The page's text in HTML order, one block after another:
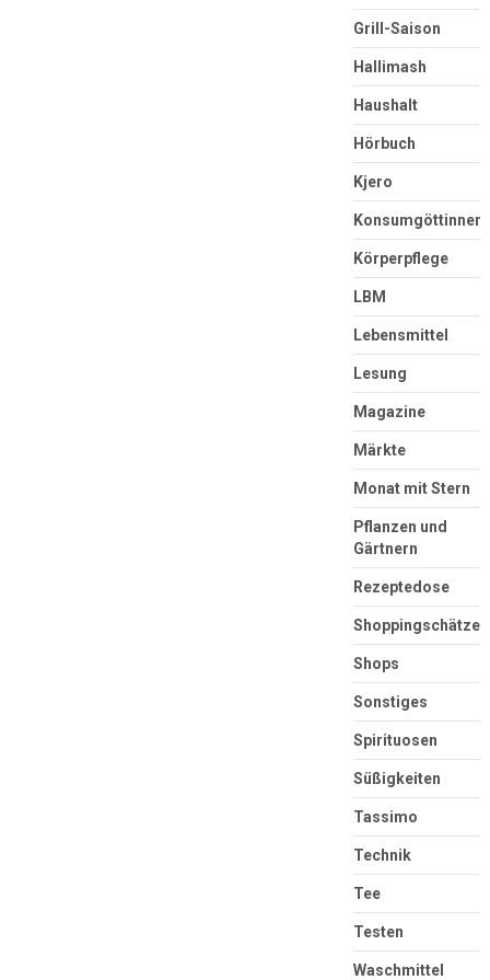
Grill-Saison
Hallimash
Haushalt
Hörbuch
Kjero
Konsumgöttinnen
Körperpflege
LBM
Lebensmittel
Lesung
Magazine
Märkte
Monat mit Stern
Pflanzen und
Gärtnern
Rezeptedose
Shoppingschätze
Shops
Sonstiges
Spirituosen
Süßigkeiten
Tassimo
Technik
Tee
Testen
Waschmittel